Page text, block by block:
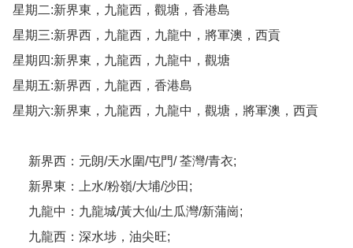
星期二:新界東，九龍西，觀塘，香港島
星期三:新界西，九龍西，九龍中，將軍澳，西貢
星期四:新界東，九龍西，九龍中，觀塘
星期五:新界西，九龍西，香港島
星期六:新界東，九龍西，九龍中，觀塘，將軍澳，西貢